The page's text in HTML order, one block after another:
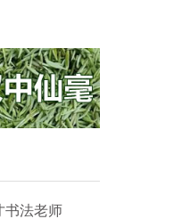
书法老师